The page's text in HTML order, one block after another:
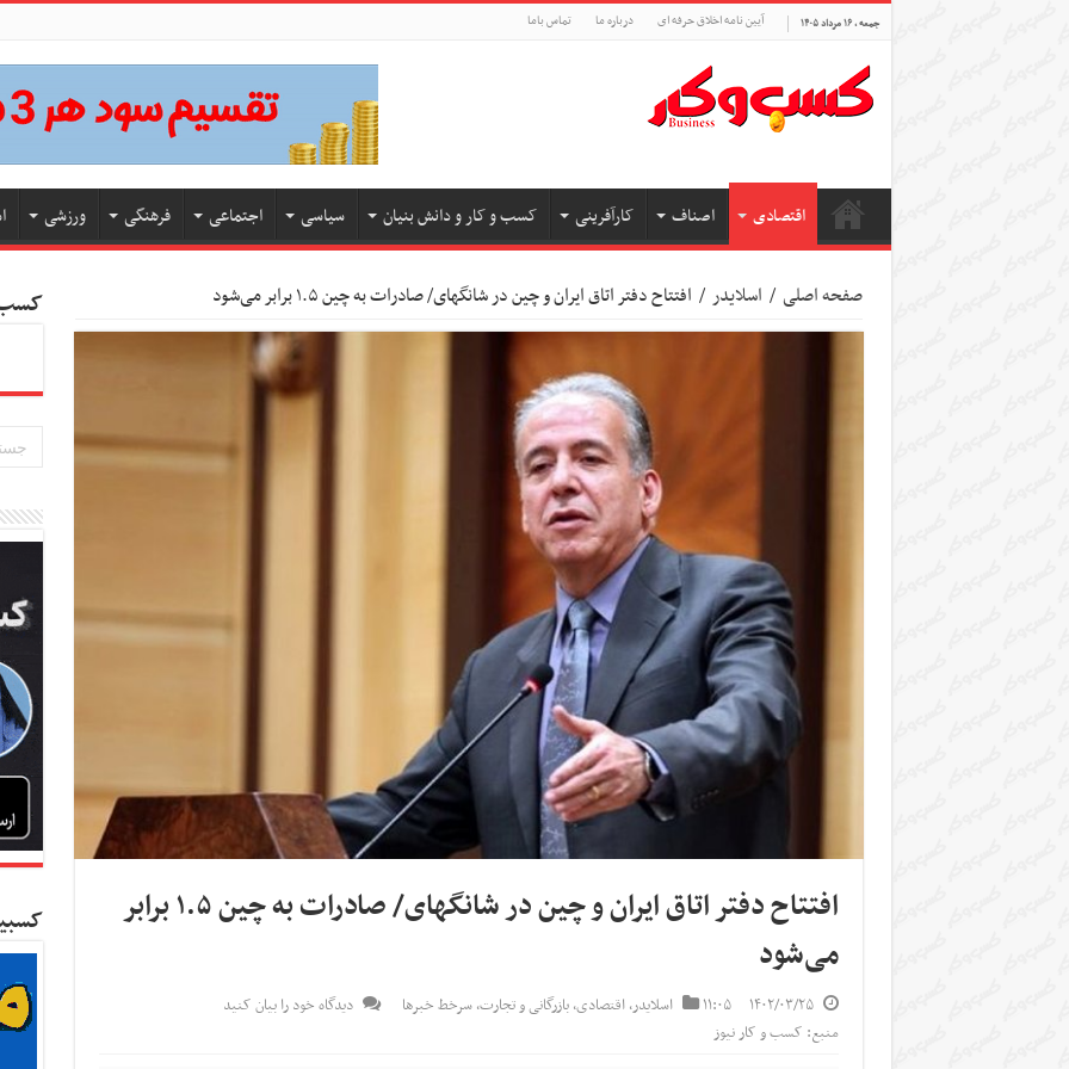
جمعه , ۱۶ مرداد ۱۴۰۵ آیین نامه اخلاق حرفه ای درباره ما تماس باما
اقتصادی اصناف کارآفرینی کسب و کار و دانش بنیان سیاسی اجتماعی فرهنگی ورزشی
صفحه اصلی / اسلایدر / افتتاح دفتر اتاق ایران و چین در شانگهای/ صادرات به چین ۱.۵ برابر می‌شود
افتتاح دفتر اتاق ایران و چین در شانگهای/ صادرات به چین ۱.۵ برابر
می‌شود
۱۴۰۲/۰۳/۲۵ ۱۱:۰۵ اسلایدر,اقتصادی,بازرگانی و تجارت,سرخط خبرها
دیدگاه خود را بیان کنید
منبع: کسب و کار نیوز
کسب